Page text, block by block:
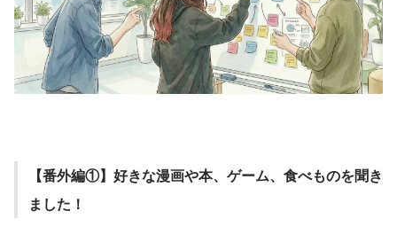
【番外編①】好きな漫画や本、ゲーム、食べものを聞き
ました！